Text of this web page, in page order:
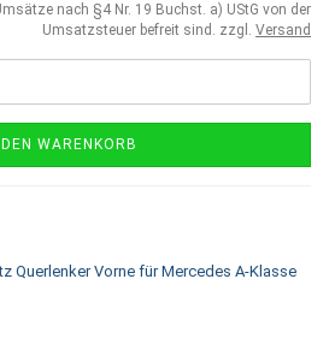
nach §4 Nr. 19 Buchst. a) UStG von der
Umsatzsteuer befreit sind. zzgl. Versand
DEN WARENKORB